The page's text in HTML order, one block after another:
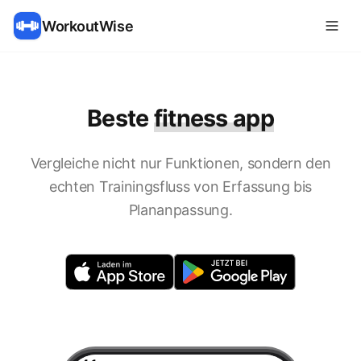
WorkoutWise
Beste fitness app
Vergleiche nicht nur Funktionen, sondern den
echten Trainingsfluss von Erfassung bis
Plananpassung.